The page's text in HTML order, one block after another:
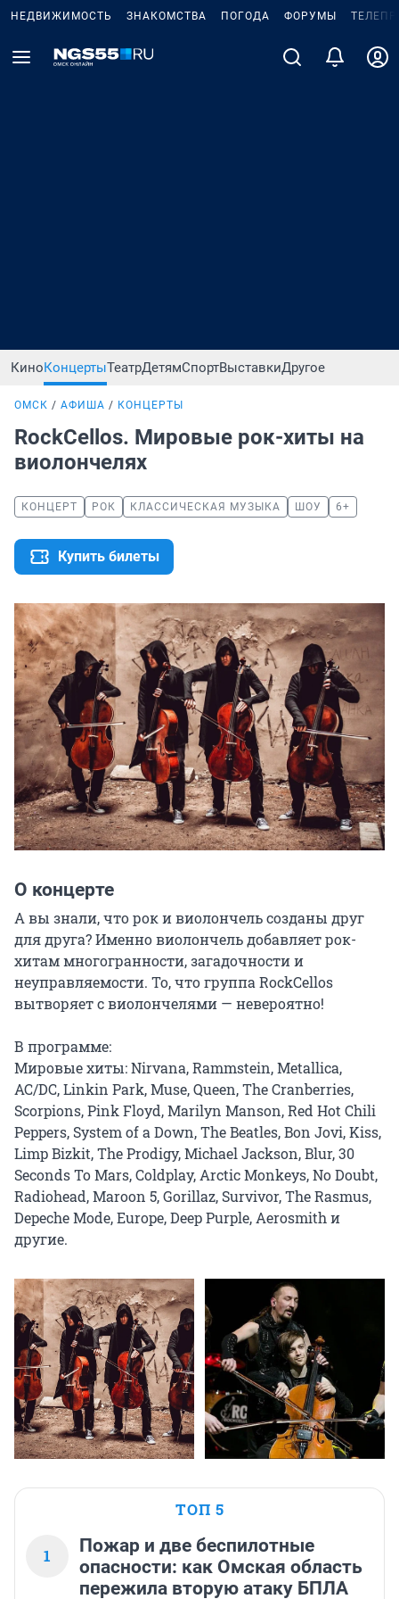
НЕДВИЖИМОСТЬ ЗНАКОМСТВА ПОГОДА ФОРУМЫ
КиноКонцертыТеатрДетямСпортВыставкиДругое
ОМСК АФИША КОНЦЕРТЫ
RockCellos. Мировые рок-хиты на
виолончелях
КОНЦЕРТ РОК КЛАССИЧЕСКАЯ МУЗЫКА ШОУ 6+
Купить билеты
О концерте
А вы знали, что рок и виолончель созданы друг
для друга? Именно виолончель добавляет рок-
хитам многогранности, загадочности и
неуправляемости. То, что группа RockCellos
вытворяет с виолончелями — невероятно!
В программе:
Мировые хиты: Nirvana, Rammstein, Metallica,
AC/DC, Linkin Park, Muse, Queen, The Cranberries,
Scorpions, Pink Floyd, Marilyn Manson, Red Hot Chili
Peppers, System of a Down, The Beatles, Bon Jovi, Kiss,
Limp Bizkit, The Prodigy, Michael Jackson, Blur, 30
Seconds To Mars, Coldplay, Arctic Monkeys, No Doubt,
Radiohead, Maroon 5, Gorillaz, Survivor, The Rasmus,
Depeche Mode, Europe, Deep Purple, Aerosmith и
другие.
ТОП 5
1
Пожар и две беспилотные
опасности: как Омская область
пережила вторую атаку БПЛА